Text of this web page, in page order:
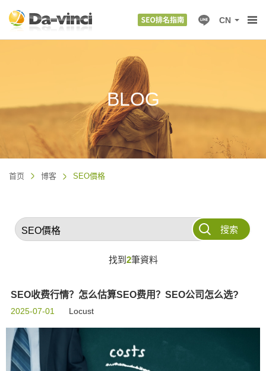
CN
BLOG
首页 博客 SEO價格
搜索
找到 2筆資料
SEO收费行情？怎么估算SEO费用？SEO公司怎么选?
2025-07-01 Locust